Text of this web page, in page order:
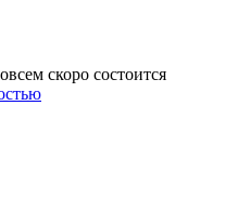
скоро состоится